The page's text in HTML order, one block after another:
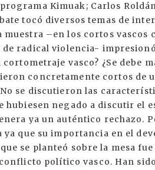
Kimuak; Carlos
tocó diversos temas de
muestra –en los cortos
radical violencia-
vasco? ¿Se debe
concretamente cortos de
se discutieron las
hubiesen negado a discutir el
ya un auténtico rechazo.
que su importancia en el
se planteó sobre la mesa
político vasco. Han